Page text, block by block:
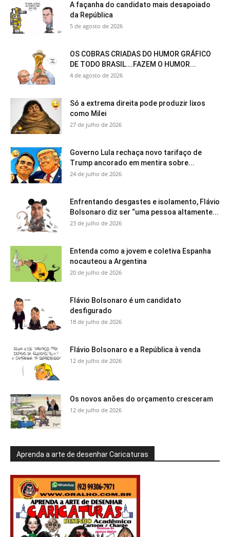
A façanha do candidato mais desapoiado
da República
5 de agosto de 2026
OS COBRAS CRIADAS DO HUMOR GRÁFICO
DE TODO BRASIL….FAZEM O HUMOR...
4 de agosto de 2026
Só a extrema direita pode produzir lixos
como Milei
27 de julho de 2026
Governo Lula rechaça novo tarifaço de
Trump ancorado em mentira sobre...
24 de julho de 2026
Enfrentando desgastes e isolamento, Flávio
Bolsonaro diz ser “uma pessoa altamente...
23 de julho de 2026
Entenda como a jovem e coletiva Espanha
nocauteou a Argentina
20 de julho de 2026
Flávio Bolsonaro é um candidato
desfigurado
18 de julho de 2026
Flávio Bolsonaro e a República à venda
12 de julho de 2026
Os novos anões do orçamento cresceram
12 de julho de 2026
Aprenda a arte de desenhar Caricaturas